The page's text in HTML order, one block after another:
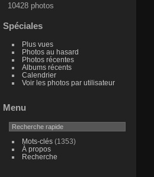
10428 photos
Spéciales
Plus vues
Photos au hasard
Photos récentes
Albums récents
Calendrier
Voir les photos par utilisateur
Menu
Mots-clés(1353)
À propos
Recherche